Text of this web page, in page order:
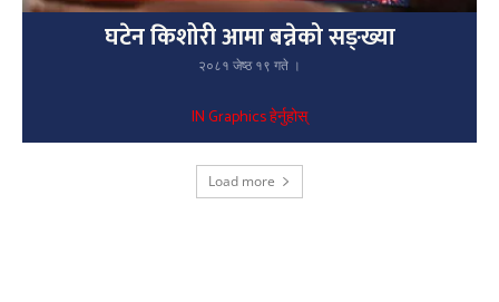
घटेन किशोरी आमा बन्नेको सङ्ख्या
२०८१ जेष्ठ १९ गते ।
IN Graphics हेर्नुहोस्
Load more